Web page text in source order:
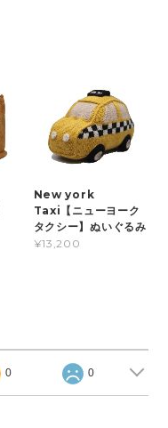
New york
Taxi【ニューヨーク
タクシー】ぬいぐるみ
¥13,200
0 0